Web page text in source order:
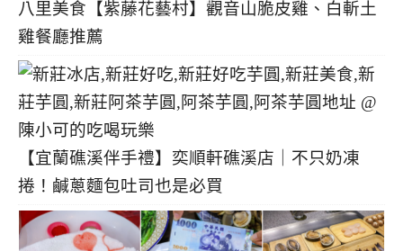
八里美食【紫藤花藝村】觀音山脆皮雞、白斬土
雞餐廳推薦
【宜蘭礁溪伴手禮】奕順軒礁溪店｜不只奶凍
捲！鹹蔥麵包吐司也是必買